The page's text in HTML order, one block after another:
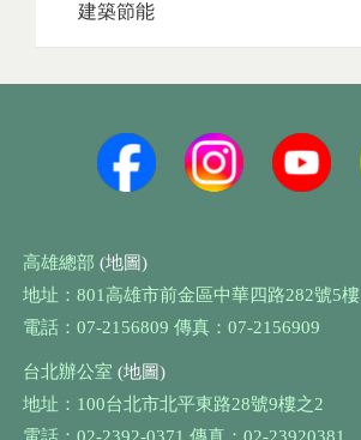
建築節能
高雄總部 (地圖)
地址：801高雄市前金區中華四路282號5樓
電話：07-2156809 傳真：07-2156909
台北辦公室 (地圖)
地址：100台北市北平東路28號9樓之2